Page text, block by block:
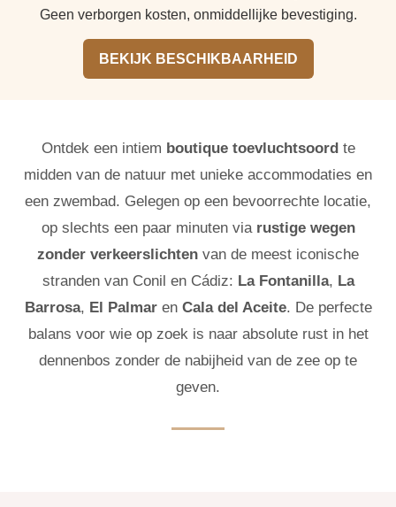
Geen verborgen kosten, onmiddellijke bevestiging.
BEKIJK BESCHIKBAARHEID
Ontdek een intiem boutique toevluchtsoordte
midden van de natuur met unieke accommodaties en
een zwembad. Gelegen op een bevoorrechte locatie,
op slechts een paar minuten via rustige wegen
zonder verkeerslichten van de meest iconische
stranden van Conil en Cádiz: La Fontanilla, La
Barrosa, El Palmaren Cala del Aceite. De perfecte
balans voor wie op zoek is naar absolute rust in het
dennenbos zonder de nabijheid van de zee op te
geven.